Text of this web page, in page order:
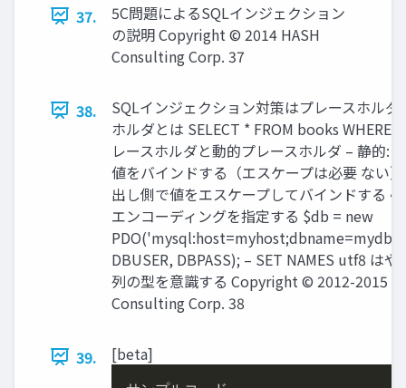
37.
5C問題によるSQLインジェクション
の説明 Copyright © 2014 HASH
Consulting Corp. 37
38.
SQLインジェクション対策はプレースホルダ
ホルダとは SELECT * FROM books WHERE
レースホルダと動的プレースホルダ – 静的:
値をバインドする（エスケープは必要 ない
出し側で値をエスケープしてバインドする •
エンコーディングを指定する $db = new
DBUSER, DBPASS); – SET NAMES utf8 はや
列の型を意識する Copyright © 2012-2015
Consulting Corp. 38
39. [beta]